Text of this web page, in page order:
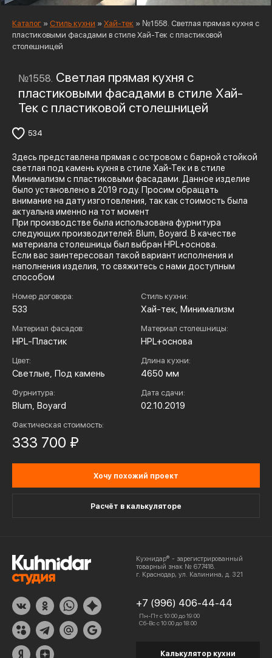
Каталог » Стиль кухни » Хай-тек » №1558. Светлая прямая кухня с
пластиковыми фасадами в стиле Хай-Тек с пластиковой
столешницей
№1558. Светлая прямая кухня с
пластиковыми фасадами в стиле Хай-
Тек с пластиковой столешницей
534
Здесь представлена прямая с островом с барной стойкой
светлая под камень кухня в стиле Хай-Тек и в стиле
Минимализм с пластиковыми фасадами. Данное изделие
было установлено в 2019 году. Просим обращать
внимание на дату изготовления, так как стоимость была
актуальна именно на тот момент
При производстве была использована фурнитура
следующих производителей: Blum, Boyard. В качестве
материала столешницы был выбран HPL+основа.
Если вас заинтересовал такой вариант исполнения и
наполнения изделия, то свяжитесь с нами доступным
способом
Номер договора:
533
Стиль кухни:
Хай-тек, Минимализм
Материал фасадов:
HPL-Пластик
Материал столешницы:
HPL+основа
Цвет:
Светлые, Под камень
Длина кухни:
4650 мм
Фурнитура:
Blum, Boyard
Дата сдачи:
02.10.2019
Фактическая стоимость:
333 700 ₽
Хочу похожий проект
Расчёт в калькуляторе
Кухнидар® - зарегистрированный
товарный знак № 677418.
г. Краснодар, ул. Калинина, д. 321
+7 (996) 406-44-44
Пн-Пт с 10:00 до 19:00
Сб-Вс с 10:00 до 18:00
Калькулятор кухни